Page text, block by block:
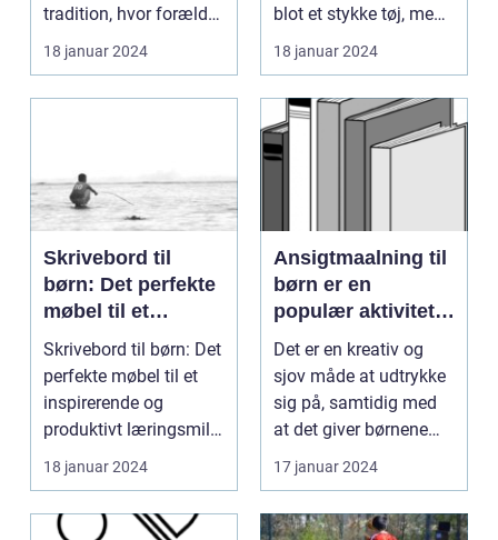
tradition, hvor forældre
og bedsteforældre
skabe...
18 januar 2024
blot et stykke tøj, men
en genstand der
symbol...
18 januar 2024
Skrivebord til
børn: Det perfekte
møbel til et
inspirerende og
produktivt
læringsmiljø
Skrivebord til børn: Det
perfekte møbel til et
inspirerende og
produktivt læringsmiljø
Indledning: ...
18 januar 2024
Ansigtmaalning til
børn er en
populær aktivitet,
der spænder over
flere årtier
Det er en kreativ og
sjov måde at udtrykke
sig på, samtidig med
at det giver børnene
mulighed for at...
17 januar 2024